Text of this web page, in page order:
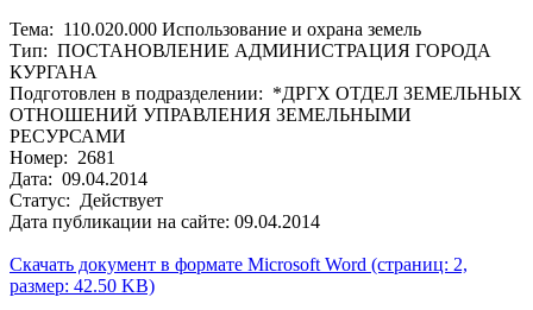
Тема: 110.020.000 Использование и охрана земель
Тип: ПОСТАНОВЛЕНИЕ АДМИНИСТРАЦИЯ ГОРОДА
КУРГАНА
Подготовлен в подразделении: *ДРГХ ОТДЕЛ ЗЕМЕЛЬНЫХ
ОТНОШЕНИЙ УПРАВЛЕНИЯ ЗЕМЕЛЬНЫМИ
РЕСУРСАМИ
Номер: 2681
Дата: 09.04.2014
Статус: Действует
Дата публикации на сайте: 09.04.2014
Скачать документ в формате Microsoft Word (страниц: 2,
размер: 42.50 KB)